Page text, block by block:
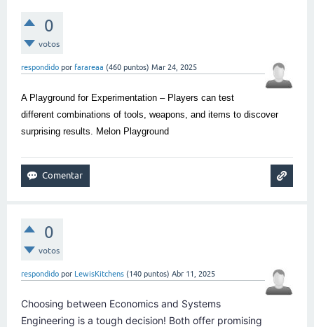
0
votos
respondido por farareaa (460 puntos) Mar 24, 2025
A Playground for Experimentation – Players can test
different combinations of tools, weapons, and items to discover
surprising results.
Melon Playground
0
votos
respondido por LewisKitchens (140 puntos) Abr 11, 2025
Choosing between Economics and Systems
Engineering is a tough decision! Both offer promising